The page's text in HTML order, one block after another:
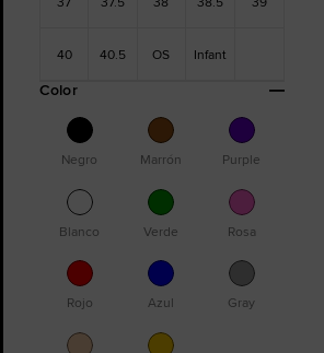
40 40.5 OS Infant
Color
Negro Marrón Purple
Blanco Verde Rosa
Rojo Azul Gray